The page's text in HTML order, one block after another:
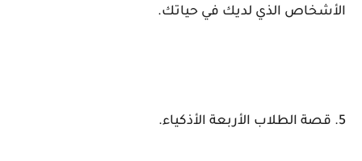
الأشخاص الذي لديك في حياتك.
5. قصة الطلاب الأربعة الأذكياء.